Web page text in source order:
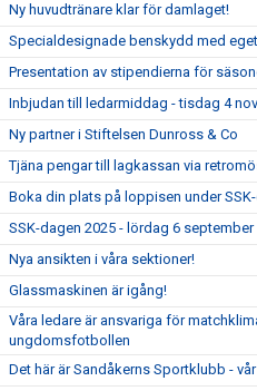
Ny huvudtränare klar för damlaget!
Specialdesignade benskydd med
Presentation av stipendierna för
Inbjudan till ledarmiddag - tisdag 4
Ny partner i Stiftelsen Dunross & Co
Tjäna pengar till lagkassan via
Boka din plats på loppisen under
SSK-dagen 2025 - lördag 6 september
Nya ansikten i våra sektioner!
Glassmaskinen är igång!
Våra ledare är ansvariga för
ungdomsfotbollen
Det här är Sandåkerns Sportklubb -